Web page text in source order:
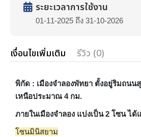
ระยะเวลาการใช้งาน
01-11-2025 ถึง 31-10-2026
เงื่อนไขเพิ่มเติม รีวิว (0)
พิกัด : เมืองจำลองพัทยา ตั้งอยู่ริมถนน
เหนือประมาณ 4 กม.
ภายในเมืองจำลอง แบ่งเป็น 2 โซน ได้
โซนมินิสยาม